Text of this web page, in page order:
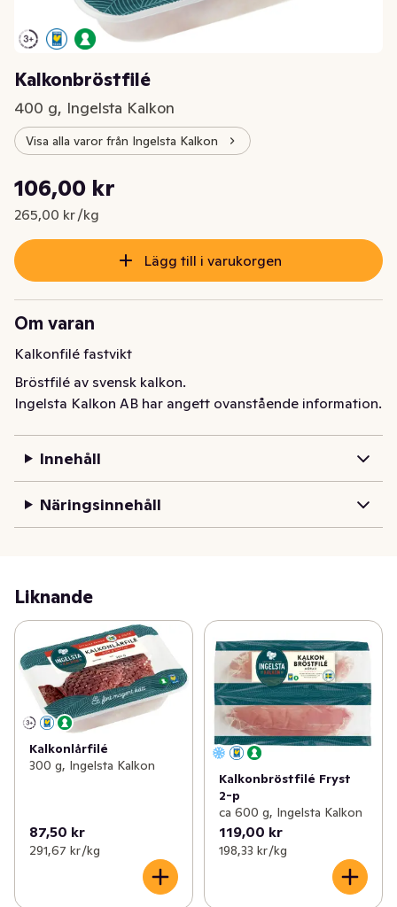
Kalkonbröstfilé
400 g, Ingelsta Kalkon
Visa alla varor från Ingelsta Kalkon
Nuvarande pris är: 106,00 kr
106,00 kr
265,00 kr /kg
Styckpris: 265,00 kr /kg
Lägg till i varukorgen
Om varan
Kalkonfilé fastvikt
Bröstfilé av svensk kalkon.
Ingelsta Kalkon AB har angett ovanstående information.
Innehåll
Näringsinnehåll
Liknande
Kalkonlårfilé
300 g, Ingelsta Kalkon
87,50 kr
291,67 kr /kg
Kalkonbröstfilé Fryst
2-p
ca 600 g, Ingelsta Kalkon
119,00 kr
198,33 kr /kg